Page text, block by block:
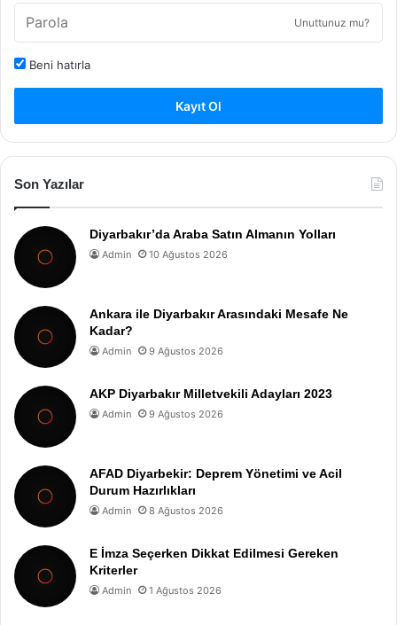
Unuttunuz mu?
Beni hatırla
Kayıt Ol
Son Yazılar
Diyarbakır’da Araba Satın Almanın Yolları
Admin 10 Ağustos 2026
Ankara ile Diyarbakır Arasındaki Mesafe Ne
Kadar?
Admin 9 Ağustos 2026
AKP Diyarbakır Milletvekili Adayları 2023
Admin 9 Ağustos 2026
AFAD Diyarbekir: Deprem Yönetimi ve Acil
Durum Hazırlıkları
Admin 8 Ağustos 2026
E İmza Seçerken Dikkat Edilmesi Gereken
Kriterler
Admin 1 Ağustos 2026